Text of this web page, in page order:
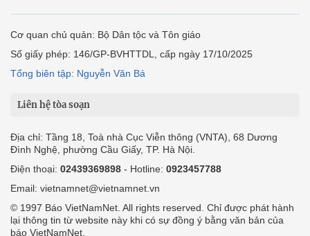
Cơ quan chủ quản: Bộ Dân tộc và Tôn giáo
Số giấy phép: 146/GP-BVHTTDL, cấp ngày 17/10/2025
Tổng biên tập: Nguyễn Văn Bá
Liên hệ tòa soạn
Địa chỉ: Tầng 18, Toà nhà Cục Viễn thông (VNTA), 68 Dương
Đình Nghệ, phường Cầu Giấy, TP. Hà Nội.
Điện thoại: 02439369898 - Hotline: 0923457788
Email: vietnamnet@vietnamnet.vn
© 1997 Báo VietNamNet. All rights reserved. Chỉ được phát hành
lại thông tin từ website này khi có sự đồng ý bằng văn bản của
báo VietNamNet.